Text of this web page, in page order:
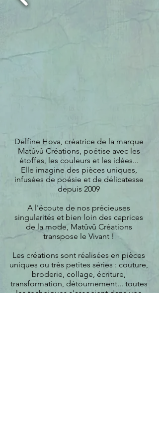
Delfine Hova, créatrice de la marque
Matûvû Créations, poétise avec les
étoffes, les couleurs et les idées...
Elle imagine des pièces uniques,
infusées de poésie et de délicatesse
depuis 2009
A l'écoute de nos précieuses
singularités et bien loin des caprices
de la mode, Matûvû Créations
transpose le Vivant !
Les créations sont réalisées en pièces
uniques ou très petites séries : couture,
broderie, collage, écriture,
transformation, détournement... toutes
les techniques s'associent dans une